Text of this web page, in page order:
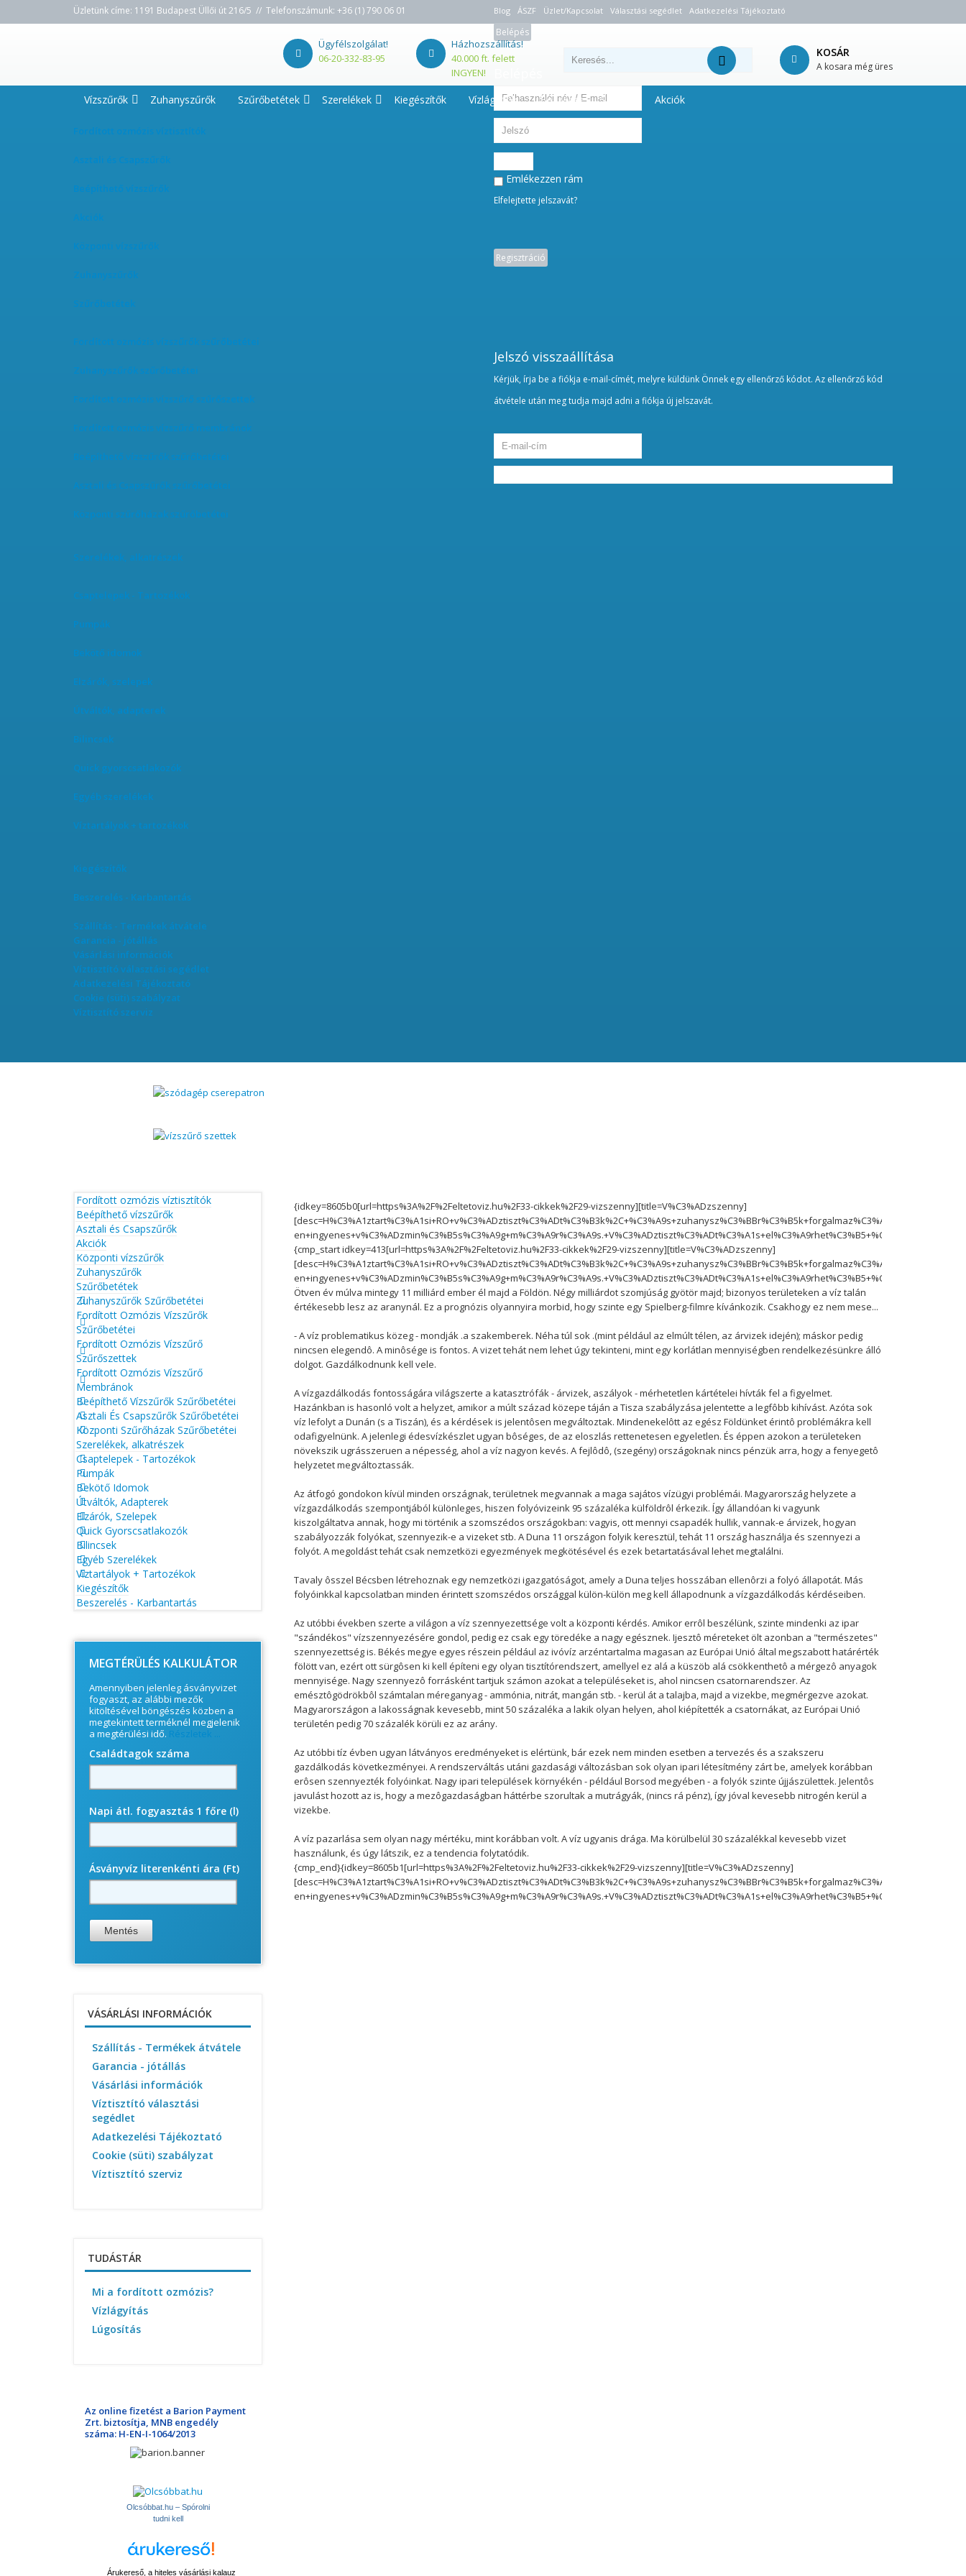
Üzletünk címe: 1191 Budapest Üllői út 216/5 // Telefonszámunk: +36 (1) 790 06 01 Blog ÁSZF Üzlet/Kapcsolat Választási segédlet Adatkezelési Tájékoztató
Belépés
Emlékezzen rám
Elfelejtette jelszavát?
Regisztráció
Jelszó visszaállítása
Kérjük, írja be a fiókja e-mail-címét, melyre küldünk Önnek egy ellenőrző kódot. Az ellenőrző kód
átvétele után meg tudja majd adni a fiókja új jelszavát.
Ügyfélszolgálat!
06-20-332-83-95
Házhozszállítás!
40.000 ft. felett
INGYEN!
KOSÁR
A kosara még üres
Vízszűrők Zuhanyszűrők Szűrőbetétek Szerelékek Kiegészítők Vízlágyítók Beszerelés - Szerviz Akciók
Fordított ozmózis víztisztítók
Asztali és Csapszűrők
Beépíthető vízszűrők
Akciók
Központi vízszűrők
Zuhanyszűrők
Szűrőbetétek
Fordított ozmózis vízszűrők szűrőbetétei
Zuhanyszűrők szűrőbetétei
Fordított ozmózis vízszűrő szűrőszettek
Fordított ozmózis vízszűrő membránok
Beépíthető vízszűrők szűrőbetétei
Asztali és Csapszűrők szűrőbetétei
Központi szűrőházak szűrőbetétei
Szerelékek, alkatrészek
Csaptelepek - Tartozékok
Pumpák
Bekötő idomok
Elzárók, szelepek
Útváltók, adapterek
Bilincsek
Quick gyorscsatlakozók
Egyéb szerelékek
Víztartályok + tartozékok
Kiegészítők
Beszerelés - Karbantartás
Szállítás - Termékek átvátele
Garancia - jótállás
Vásárlási információk
Víztisztító választási segédlet
Adatkezelési Tájékoztató
Cookie (süti) szabályzat
Víztisztító szerviz
Fordított ozmózis víztisztítók
Beépíthető vízszűrők
Asztali és Csapszűrők
Akciók
Központi vízszűrők
Zuhanyszűrők
Szűrőbetétek
Zuhanyszűrők Szűrőbetétei
Fordított Ozmózis Vízszűrők
Szűrőbetétei
Fordított Ozmózis Vízszűrő
Szűrőszettek
Fordított Ozmózis Vízszűrő
Membránok
Beépíthető Vízszűrők Szűrőbetétei
Asztali És Csapszűrők Szűrőbetétei
Központi Szűrőházak Szűrőbetétei
Szerelékek, alkatrészek
Csaptelepek - Tartozékok
Pumpák
Bekötő Idomok
Útváltók, Adapterek
Elzárók, Szelepek
Quick Gyorscsatlakozók
Bilincsek
Egyéb Szerelékek
Víztartályok + Tartozékok
Kiegészítők
Beszerelés - Karbantartás
MEGTÉRÜLÉS KALKULÁTOR
Amennyiben jelenleg ásványvizet
fogyaszt, az alábbi mezők
kitöltésével böngészés közben a
megtekintett terméknél megjelenik
a megtérülési idő. Részletek ...
Családtagok száma
Napi átl. fogyasztás 1 főre (l)
Ásványvíz literenkénti ára (Ft)
VÁSÁRLÁSI INFORMÁCIÓK
Szállítás - Termékek átvátele
Garancia - jótállás
Vásárlási információk
Víztisztító választási
segédlet
Adatkezelési Tájékoztató
Cookie (süti) szabályzat
Víztisztító szerviz
TUDÁSTÁR
Mi a fordított ozmózis?
Vízlágyítás
Lúgosítás
Az online fizetést a Barion Payment
Zrt. biztosítja, MNB engedély
száma: H-EN-I-1064/2013
Olcsóbbat.hu – Spórolni
tudni kell
Árukereső, a hiteles vásárlási kalauz
{idkey=8605b0[url=https%3A%2F%2Feltetoviz.hu%2F33-cikkek%2F29-vizszenny][title=V%C3%ADzszenny]
[desc=H%C3%A1ztart%C3%A1si+RO+v%C3%ADztiszt%C3%ADt%C3%B3k%2C+%C3%A9s+zuhanysz%C3%BBr%C3%B5k+forgalmaz%C3%A1sa.+Bp-
{cmp_start idkey=413[url=https%3A%2F%2Feltetoviz.hu%2F33-cikkek%2F29-vizszenny][title=V%C3%ADzszenny]
[desc=H%C3%A1ztart%C3%A1si+RO+v%C3%ADztiszt%C3%ADt%C3%B3k%2C+%C3%A9s+zuhanysz%C3%BBr%C3%B5k+forgalmaz%C3%A1sa.+Bp-
Ötven év múlva mintegy 11 milliárd ember él majd a Földön. Négy milliárdot szomjúság gyötör majd; bizonyos területeken a víz talán
értékesebb lesz az aranynál. Ez a prognózis olyannyira morbid, hogy szinte egy Spielberg-filmre kívánkozik. Csakhogy ez nem mese...
- A víz problematikus közeg - mondják .a szakemberek. Néha túl sok .(mint például az elmúlt télen, az árvizek idején); máskor pedig
nincsen elegendô. A minôsége is fontos. A vizet tehát nem lehet úgy tekinteni, mint egy korlátlan mennyiségben rendelkezésünkre álló
dolgot. Gazdálkodnunk kell vele.
A vízgazdálkodás fontosságára világszerte a katasztrófák - árvizek, aszályok - mérhetetlen kártételei hívták fel a figyelmet.
Hazánkban is hasonló volt a helyzet, amikor a múlt század közepe táján a Tisza szabályzása jelentette a legfôbb kihívást. Azóta sok
víz lefolyt a Dunán (s a Tiszán), és a kérdések is jelentôsen megváltoztak. Mindenekelôtt az egész Földünket érintô problémákra kell
odafigyelnünk. A jelenlegi édesvízkészlet ugyan bôséges, de az eloszlás rettenetesen egyeletlen. És éppen azokon a területeken
növekszik ugrásszeruen a népesség, ahol a víz nagyon kevés. A fejlôdô, (szegény) országoknak nincs pénzük arra, hogy a fenyegetô
helyzetet megváltoztassák.
Az átfogó gondokon kívül minden országnak, területnek megvannak a maga sajátos vízügyi problémái. Magyarország helyzete a
vízgazdálkodás szempontjából különleges, hiszen folyóvizeink 95 százaléka külföldrôl érkezik. Így állandóan ki vagyunk
kiszolgáltatva annak, hogy mi történik a szomszédos országokban: vagyis, ott mennyi csapadék hullik, vannak-e árvizek, hogyan
szabályozzák folyókat, szennyezik-e a vizeket stb. A Duna 11 országon folyik keresztül, tehát 11 ország használja és szennyezi a
folyót. A megoldást tehát csak nemzetközi egyezmények megkötésével és ezek betartatásával lehet megtalálni.
Tavaly ôsszel Bécsben létrehoznak egy nemzetközi igazgatóságot, amely a Duna teljes hosszában ellenôrzi a folyó állapotát. Más
folyóinkkal kapcsolatban minden érintett szomszédos országgal külön-külön meg kell állapodnunk a vízgazdálkodás kérdéseiben.
Az utóbbi években szerte a világon a víz szennyezettsége volt a központi kérdés. Amikor errôl beszélünk, szinte mindenki az ipar
"szándékos" vízszennyezésére gondol, pedig ez csak egy töredéke a nagy egésznek. Ijesztô méreteket ölt azonban a "természetes"
szennyezettség is. Békés megye egyes részein például az ivóvíz arzéntartalma magasan az Európai Unió által megszabott határérték
fölött van, ezért ott sürgôsen ki kell építeni egy olyan tisztítórendszert, amellyel ez alá a küszöb alá csökkenthetô a mérgezô anyagok
mennyisége. Nagy szennyezô forrásként tartjuk számon azokat a településeket is, ahol nincsen csatornarendszer. Az
emésztôgödrökbôl számtalan méreganyag - ammónia, nitrát, mangán stb. - kerül át a talajba, majd a vizekbe, megmérgezve azokat.
Magyarországon a lakosságnak kevesebb, mint 50 százaléka a lakik olyan helyen, ahol kiépítették a csatornákat, az Európai Unió
területén pedig 70 százalék körüli ez az arány.
Az utóbbi tíz évben ugyan látványos eredményeket is elértünk, bár ezek nem minden esetben a tervezés és a szakszeru
gazdálkodás következményei. A rendszerváltás utáni gazdasági változásban sok olyan ipari létesítmény zárt be, amelyek korábban
erôsen szennyezték folyóinkat. Nagy ipari települések környékén - például Borsod megyében - a folyók szinte újjászülettek. Jelentôs
javulást hozott az is, hogy a mezôgazdaságban háttérbe szorultak a mutrágyák, (nincs rá pénz), így jóval kevesebb nitrogén kerül a
vizekbe.
A víz pazarlása sem olyan nagy mértéku, mint korábban volt. A víz ugyanis drága. Ma körülbelül 30 százalékkal kevesebb vizet
használunk, és úgy látszik, ez a tendencia folytatódik.
{cmp_end}{idkey=8605b1[url=https%3A%2F%2Feltetoviz.hu%2F33-cikkek%2F29-vizszenny][title=V%C3%ADzszenny]
[desc=H%C3%A1ztart%C3%A1si+RO+v%C3%ADztiszt%C3%ADt%C3%B3k%2C+%C3%A9s+zuhanysz%C3%BBr%C3%B5k+forgalmaz%C3%A1sa.+Bp-